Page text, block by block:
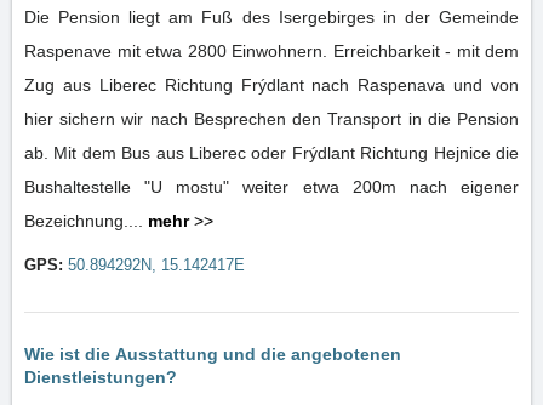
Die Pension liegt am Fuß des Isergebirges in der Gemeinde
Raspenave mit etwa 2800 Einwohnern. Erreichbarkeit - mit dem
Zug aus Liberec Richtung Frýdlant nach Raspenava und von
hier sichern wir nach Besprechen den Transport in die Pension
ab. Mit dem Bus aus Liberec oder Frýdlant Richtung Hejnice die
Bushaltestelle "U mostu" weiter etwa 200m nach eigener
Bezeichnung.... mehr>>
GPS: 50.894292N, 15.142417E
Wie ist die Ausstattung und die angebotenen
Dienstleistungen?